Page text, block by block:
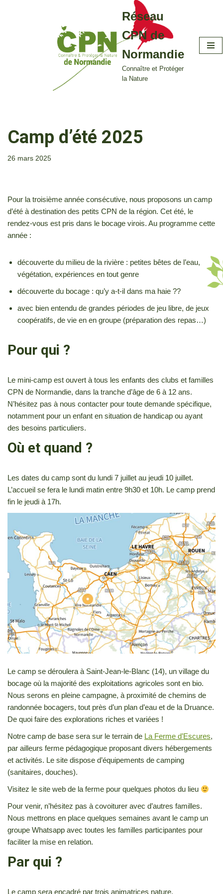
Réseau
CPN de
Normandie
Connaître et Protéger
la Nature
Camp d’été 2025
26 mars 2025
Pour la troisième année consécutive, nous proposons un camp
d’été à destination des petits CPN de la région. Cet été, le
rendez-vous est pris dans le bocage virois. Au programme cette
année :
découverte du milieu de la rivière : petites bêtes de l’eau,
végétation, expériences en tout genre
découverte du bocage : qu’y a-t-il dans ma haie ??
avec bien entendu de grandes périodes de jeu libre, de jeux
coopératifs, de vie en en groupe (préparation des repas…)
Pour qui ?
Le mini-camp est ouvert à tous les enfants des clubs et familles
CPN de Normandie, dans la tranche d’âge de 6 à 12 ans.
N’hésitez pas à nous contacter pour toute demande spécifique,
notamment pour un enfant en situation de handicap ou ayant
des besoins particuliers.
Où et quand ?
Les dates du camp sont du lundi 7 juillet au jeudi 10 juillet.
L’accueil se fera le lundi matin entre 9h30 et 10h. Le camp prend
fin le jeudi à 17h.
Le camp se déroulera à Saint-Jean-le-Blanc (14), un village du
bocage où la majorité des exploitations agricoles sont en bio.
Nous serons en pleine campagne, à proximité de chemins de
randonnée bocagers, tout près d’un plan d’eau et de la Druance.
De quoi faire des explorations riches et variées !
Notre camp de base sera sur le terrain de La Ferme d’Escures,
par ailleurs ferme pédagogique proposant divers hébergements
et activités. Le site dispose d’équipements de camping
(sanitaires, douches).
Visitez le site web de la ferme pour quelques photos du lieu
Pour venir, n’hésitez pas à covoiturer avec d’autres familles.
Nous mettrons en place quelques semaines avant le camp un
groupe Whatsapp avec toutes les familles participantes pour
faciliter la mise en relation.
Par qui ?
Le camp sera encadré par trois animatrices nature,